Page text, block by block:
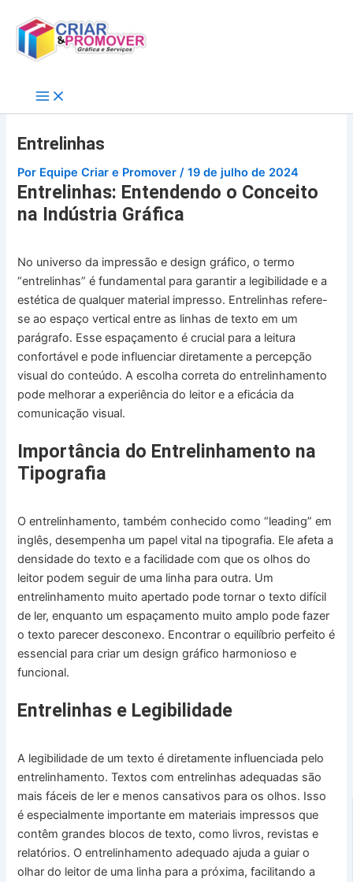
para
conteúdo
Entrelinhas
Por Equipe Criar e Promover/19 de julho de 2024
Entrelinhas: Entendendo o Conceito
na Indústria Gráfica
No universo da impressão e design gráfico, o termo
“entrelinhas” é fundamental para garantir a legibilidade e a
estética de qualquer material impresso. Entrelinhas refere-
se ao espaço vertical entre as linhas de texto em um
parágrafo. Esse espaçamento é crucial para a leitura
confortável e pode influenciar diretamente a percepção
visual do conteúdo. A escolha correta do entrelinhamento
pode melhorar a experiência do leitor e a eficácia da
comunicação visual.
Importância do Entrelinhamento na
Tipografia
O entrelinhamento, também conhecido como “leading” em
inglês, desempenha um papel vital na tipografia. Ele afeta a
densidade do texto e a facilidade com que os olhos do
leitor podem seguir de uma linha para outra. Um
entrelinhamento muito apertado pode tornar o texto difícil
de ler, enquanto um espaçamento muito amplo pode fazer
o texto parecer desconexo. Encontrar o equilíbrio perfeito é
essencial para criar um design gráfico harmonioso e
funcional.
Entrelinhas e Legibilidade
A legibilidade de um texto é diretamente influenciada pelo
entrelinhamento. Textos com entrelinhas adequadas são
mais fáceis de ler e menos cansativos para os olhos. Isso
é especialmente importante em materiais impressos que
contêm grandes blocos de texto, como livros, revistas e
relatórios. O entrelinhamento adequado ajuda a guiar o
olhar do leitor de uma linha para a próxima, facilitando a